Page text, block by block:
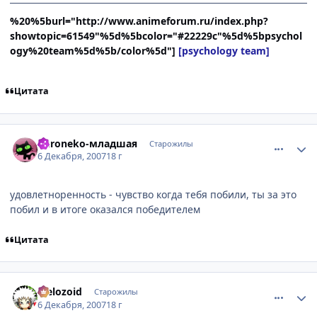
%20%5burl="http://www.animeforum.ru/index.php?
showtopic=61549"%5d%5bcolor="#22229c"%5d%5bpsychol
ogy%20team%5d%5b/color%5d"] [psychology team]
Цитата
Kuroneko-младшая Старожилы
6 Декабря, 200718 г
удовлетноренность - чувство когда тебя побили, ты за это
побил и в итоге оказался победителем
Цитата
Melozoid Старожилы
6 Декабря, 200718 г